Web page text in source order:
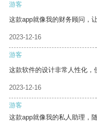
游客
这款app就像我的财务顾问，
2023-12-16
游客
这款软件的设计非常人性化，
2023-12-16
游客
这款app就像我的私人助理，